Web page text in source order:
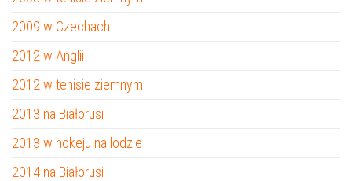
2009 w Czechach
2012 w Anglii
2012 w tenisie ziemnym
2013 na Białorusi
2013 w hokeju na lodzie
2014 na Białorusi